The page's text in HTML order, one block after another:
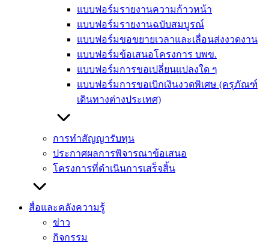
แบบฟอร์มรายงานความก้าวหน้า
แบบฟอร์มรายงานฉบับสมบูรณ์
แบบฟอร์มขอขยายเวลาและเลื่อนส่งงวดงาน
แบบฟอร์มข้อเสนอโครงการ บพข.
แบบฟอร์มการขอเปลี่ยนแปลงใด ๆ
แบบฟอร์มการขอเบิกเงินงวดพิเศษ (ครุภัณฑ์
เดินทางต่างประเทศ)
การทำสัญญารับทุน
ประกาศผลการพิจารณาข้อเสนอ
โครงการที่ดำเนินการเสร็จสิ้น
สื่อและคลังความรู้
ข่าว
กิจกรรม